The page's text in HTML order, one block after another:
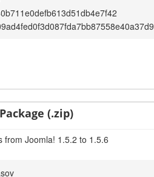
(.zip)
from Joomla! 1.5.2 to 1.5.6